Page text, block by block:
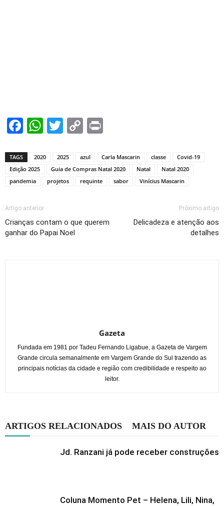
Facebook
WhatsApp
TwitterCopy
TAGS 2020 2025 azul Carla Mascarin classe
Covid-19
Edição 2025
Guia de Compras Natal 2020 Natal
Natal 2020
pandemia
projetos requinte sabor Vinícius Mascarin
Artigo anterior
Crianças contam o que querem
ganhar do Papai Noel
Próximo artigo
Delicadeza e atenção aos
detalhes
Gazeta
Fundada em 1981 por Tadeu Fernando Ligabue, a Gazeta de Vargem
Grande circula semanalmente em Vargem Grande do Sul trazendo as
principais notícias da cidade e região com credibilidade e respeito ao
leitor.
ARTIGOS RELACIONADOS MAIS DO AUTOR
Jd. Ranzani já pode receber construções
Coluna Momento Pet – Helena, Lili, Nina,